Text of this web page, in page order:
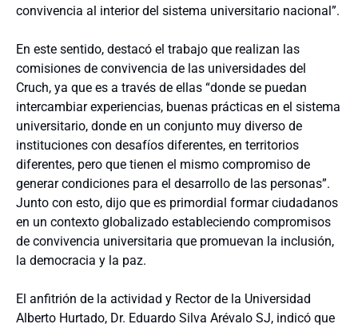
convivencia al interior del sistema universitario nacional”.
En este sentido, destacó el trabajo que realizan las
comisiones de convivencia de las universidades del
Cruch, ya que es a través de ellas “donde se puedan
intercambiar experiencias, buenas prácticas en el sistema
universitario, donde en un conjunto muy diverso de
instituciones con desafíos diferentes, en territorios
diferentes, pero que tienen el mismo compromiso de
generar condiciones para el desarrollo de las personas”.
Junto con esto, dijo que es primordial formar ciudadanos
en un contexto globalizado estableciendo compromisos
de convivencia universitaria que promuevan la inclusión,
la democracia y la paz.
El anfitrión de la actividad y Rector de la Universidad
Alberto Hurtado, Dr. Eduardo Silva Arévalo SJ, indicó que